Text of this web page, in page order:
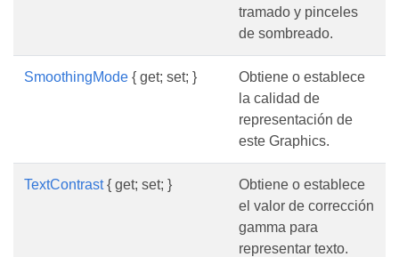
tramado y pinceles
de sombreado.
SmoothingMode { get; set; }
Obtiene o establece
la calidad de
representación de
este Graphics.
TextContrast{ get; set; }
Obtiene o establece
el valor de corrección
gamma para
representar texto.